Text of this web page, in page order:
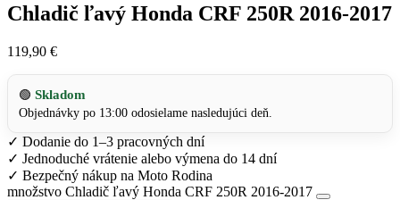
Chladič ľavý Honda CRF 250R 2016-2017
119,90 €
🟢 Skladom
Objednávky po 13:00 odosielame nasledujúci deň.
✓ Dodanie do 1–3 pracovných dní
✓ Jednoduché vrátenie alebo výmena do 14 dní
✓ Bezpečný nákup na Moto Rodina
množstvo Chladič ľavý Honda CRF 250R 2016-2017